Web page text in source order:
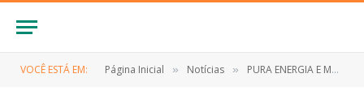
VOCÊ ESTÁ EM: Página Inicial » Notícias » PURA ENERGIA E MUITA FOLIA